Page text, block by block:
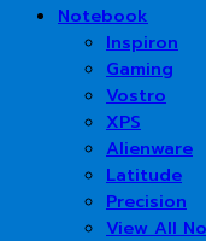
Notebook
Inspiron
Gaming
Vostro
XPS
Alienware
Latitude
Precision
View All